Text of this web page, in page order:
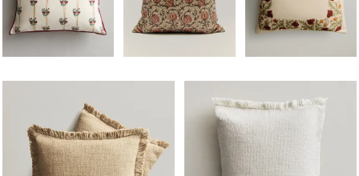
Image changée en 1 de 6 Image changée en 1 de 6